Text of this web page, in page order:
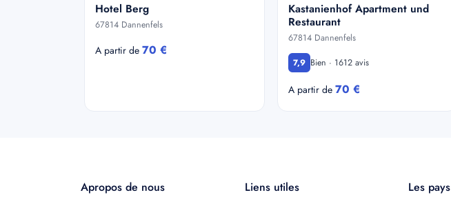
Hotel Berg
67814 Dannenfels
A partir de 70 €
Kastanienhof Apartment und
Restaurant
67814 Dannenfels
7,9 Bien · 1612 avis
A partir de 70 €
Apropos de nous Liens utiles Les pays